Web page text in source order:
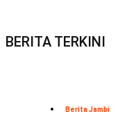
BERITA TERKINI
Berita Jambi